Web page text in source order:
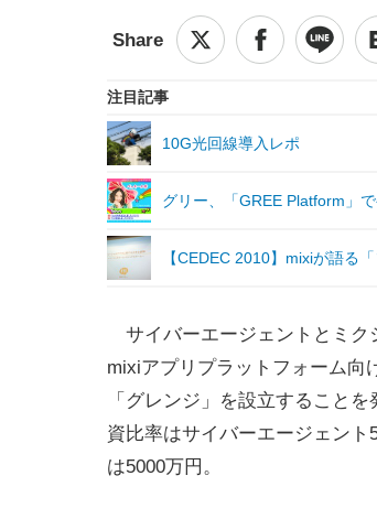
注目記事
10G光回線導入レポ
グリー、「GREE Platform」
【CEDEC 2010】mixiが語る
サイバーエージェントとミク
mixiアプリプラットフォーム向
「グレンジ」を設立すること
資比率はサイバーエージェン
は5000万円。